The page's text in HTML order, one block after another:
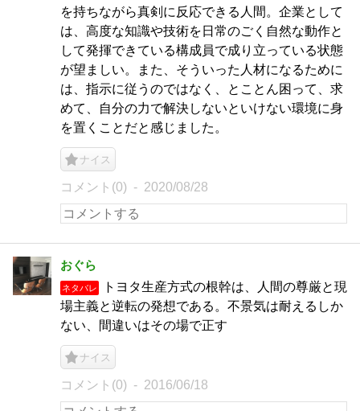
を持ちながら真剣に反応できる人間。企業として
は、高度な知識や技術を日常のごく自然な動作と
して発揮できている構成員で成り立っている状態
が望ましい。また、そういった人材になるために
は、指示に従うのではなく、とことん困って、求
めて、自分の力で解決しないといけない環境に身
を置くことだと感じました。
ナイス
コメント(0) 2020/08/28
おぐら
ネタバレ
トヨタ生産方式の根幹は、人間の尊厳と現
場主義と逆転の発想である。不景気は耐えるしか
ない、間違いはその場で正す
ナイス
コメント(0) 2016/06/18